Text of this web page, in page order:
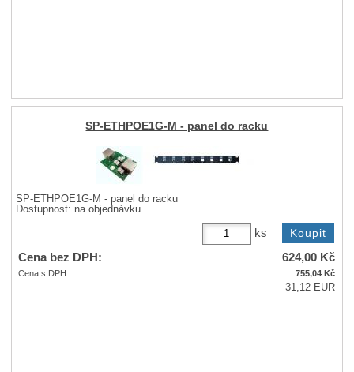
SP-ETHPOE1G-M - panel do racku
SP-ETHPOE1G-M - panel do racku
Dostupnost: na objednávku
ks
Cena bez DPH: 624,00 Kč
Cena s DPH 755,04 Kč
31,12 EUR